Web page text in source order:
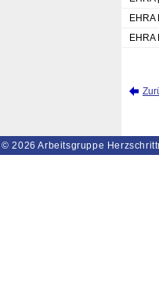
EHRA
EHRA
© 2026 Arbeitsgruppe